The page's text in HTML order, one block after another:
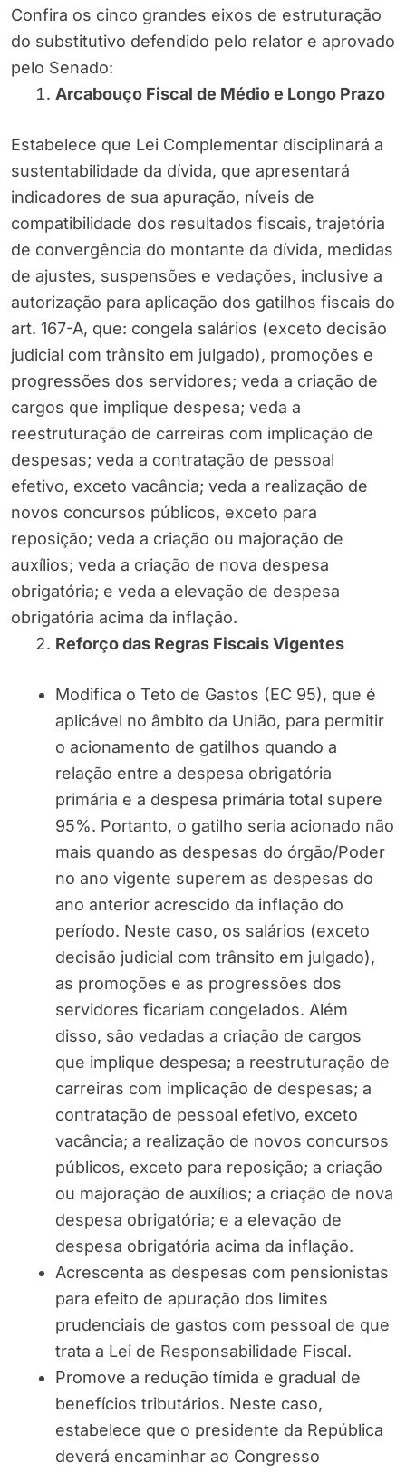
Confira os cinco grandes eixos de estruturação
do substitutivo defendido pelo relator e aprovado
pelo Senado:
Arcabouço Fiscal de Médio e Longo Prazo
Estabelece que Lei Complementar disciplinará a
sustentabilidade da dívida, que apresentará
indicadores de sua apuração, níveis de
compatibilidade dos resultados fiscais, trajetória
de convergência do montante da dívida, medidas
de ajustes, suspensões e vedações, inclusive a
autorização para aplicação dos gatilhos fiscais do
art. 167-A, que: congela salários (exceto decisão
judicial com trânsito em julgado), promoções e
progressões dos servidores; veda a criação de
cargos que implique despesa; veda a
reestruturação de carreiras com implicação de
despesas; veda a contratação de pessoal
efetivo, exceto vacância; veda a realização de
novos concursos públicos, exceto para
reposição; veda a criação ou majoração de
auxílios; veda a criação de nova despesa
obrigatória; e veda a elevação de despesa
obrigatória acima da inflação.
Reforço das Regras Fiscais Vigentes
Modifica o Teto de Gastos (EC 95), que é
aplicável no âmbito da União, para permitir
o acionamento de gatilhos quando a
relação entre a despesa obrigatória
primária e a despesa primária total supere
95%. Portanto, o gatilho seria acionado não
mais quando as despesas do órgão/Poder
no ano vigente superem as despesas do
ano anterior acrescido da inflação do
período. Neste caso, os salários (exceto
decisão judicial com trânsito em julgado),
as promoções e as progressões dos
servidores ficariam congelados. Além
disso, são vedadas a criação de cargos
que implique despesa; a reestruturação de
carreiras com implicação de despesas; a
contratação de pessoal efetivo, exceto
vacância; a realização de novos concursos
públicos, exceto para reposição; a criação
ou majoração de auxílios; a criação de nova
despesa obrigatória; e a elevação de
despesa obrigatória acima da inflação.
Acrescenta as despesas com pensionistas
para efeito de apuração dos limites
prudenciais de gastos com pessoal de que
trata a Lei de Responsabilidade Fiscal.
Promove a redução tímida e gradual de
benefícios tributários. Neste caso,
estabelece que o presidente da República
deverá encaminhar ao Congresso